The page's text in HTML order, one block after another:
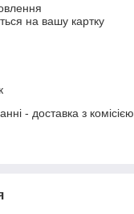
на вашу картку
- доставка з комісією